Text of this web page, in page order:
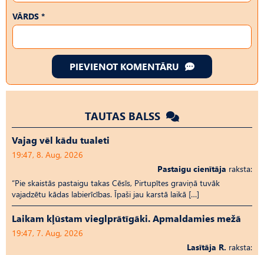
VĀRDS *
PIEVIENOT KOMENTĀRU
TAUTAS BALSS
Vajag vēl kādu tualeti
19:47, 8. Aug, 2026
Pastaigu cienītāja raksta:
“Pie skaistās pastaigu takas Cēsīs, Pirtupītes graviņā tuvāk
vajadzētu kādas labierīcības. Īpaši jau karstā laikā […]
Laikam kļūstam vieglprātīgāki. Apmaldamies mežā
19:47, 7. Aug, 2026
Lasītāja R. raksta: